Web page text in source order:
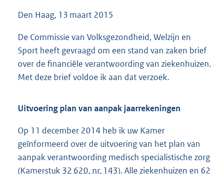
Den Haag, 13 maart 2015
De Commissie van Volksgezondheid, Welzijn en
Sport heeft gevraagd om een stand van zaken brief
over de financiële verantwoording van ziekenhuizen.
Met deze brief voldoe ik aan dat verzoek.
Uitvoering plan van aanpak jaarrekeningen
Op 11 december 2014 heb ik uw Kamer
geïnformeerd over de uitvoering van het plan van
aanpak verantwoording medisch specialistische zorg
(Kamerstuk 32 620, nr. 143). Alle ziekenhuizen en 62